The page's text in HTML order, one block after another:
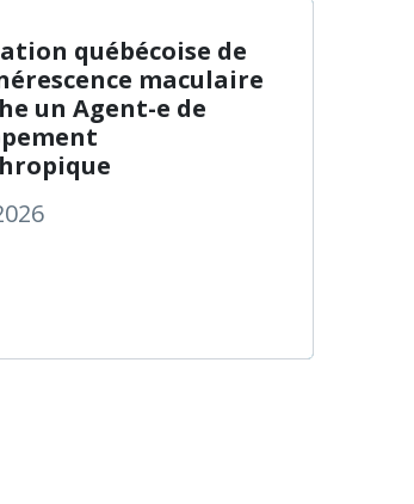
reconnaissance par la
Gouvernement du Canada :
québécoise de
maculaire
un Agent-e de
à propos de